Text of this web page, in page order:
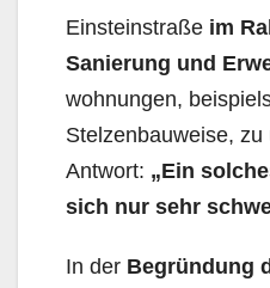
Einsteinstraße im
Sanierung und
wohnungen,
Stelzenbauweise, zu
Antwort: „Ein
sich nur sehr
In der Begründung